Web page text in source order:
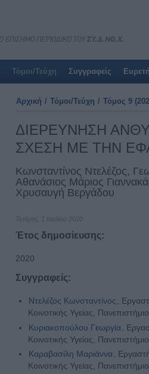
Τόμοι/Τεύχη Συγγραφείς
Αρχική / Τόμοι/Τεύχη / Τόμος 9
ΔΙΕΡΕΥΝΗΣΗ
ΣΧΕΣΗ ΜΕ ΤΗΝ
Κωνσταντίνος Ντελέζος,
Αθανάσιος Μάριος
Χρυσαυγή Βεργάδου
Τετάρτη, 1 Ιουλίου 2020
Έτος δημοσίευσης:
2020
Συγγραφείς:
Ντελέζος Κωνσταντίνος,
Κοινοτικής Υγείας,
Κυριακοπούλου Γεωργία ,
Κοινοτικής Υγείας,
Καραβασίλη Μαριάννα ,
Κοινοτικής Υγείας,